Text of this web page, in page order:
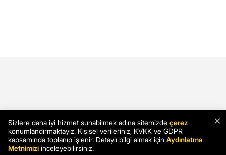
×
Sizlere daha iyi hizmet sunabilmek adına sitemizde çerez
konumlandırmaktayız. Kişisel verileriniz, KVKK ve GDPR
kapsamında toplanıp işlenir. Detaylı bilgi almak için Aydınlatma
Metnimizi inceleyebilirsiniz.